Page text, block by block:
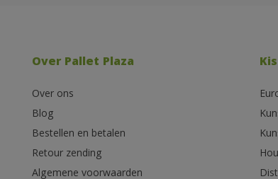
Over Pallet Plaza
Over ons
Blog
Bestellen en betalen
Retour zending
Algemene voorwaarden